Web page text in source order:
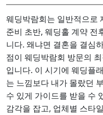
웨딩박람회는 일반적으로
준비 초반, 웨딩홀 계약 전
니다. 왜냐면 결혼을 결심
점이 웨딩박람회 방문의
입니다. 이 시기에 웨딩플
는 느낌보다 내가 몰랐던
수 있게 가이드를 받을 수
감각을 잡고, 업체별 스타